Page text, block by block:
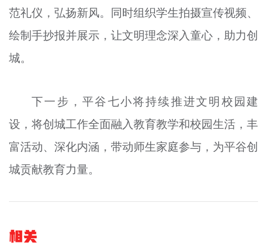
范礼仪，弘扬新风。同时组织学生拍摄宣传视频、
绘制手抄报并展示，让文明理念深入童心，助力创
城。
下一步，平谷七小将持续推进文明校园建
设，将创城工作全面融入教育教学和校园生活，丰
富活动、深化内涵，带动师生家庭参与，为平谷创
城贡献教育力量。
相关